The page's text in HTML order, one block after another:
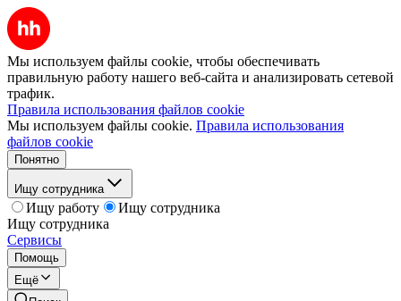
Мы используем файлы cookie, чтобы обеспечивать
правильную работу нашего веб-сайта и анализировать сетевой
трафик.
Правила использования файлов cookie
Мы используем файлы cookie. Правила использования
файлов cookie
Понятно
Ищу сотрудника
Ищу работу
Ищу сотрудника
Ищу сотрудника
Сервисы
Помощь
Ещё